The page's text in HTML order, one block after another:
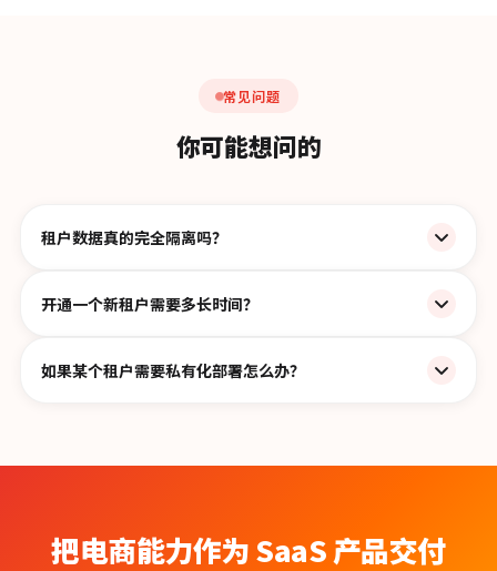
常见问题
你可能想问的
租户数据真的完全隔离吗？
独立的 Schema 中，从底层保障数据安全，任何租户无法访问
开通一个新租户需要多长时间？
可登录后台开始配置，无需人工干预。
如果某个租户需要私有化部署怎么办？
把电商能力作为 SaaS 产品交付